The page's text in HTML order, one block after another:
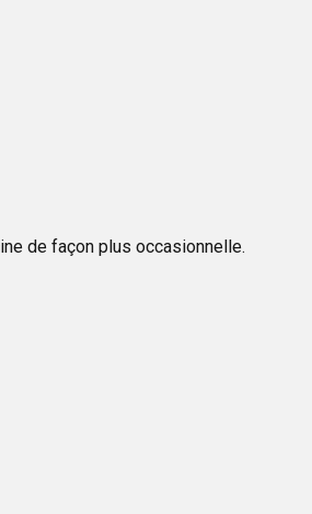
de façon plus occasionnelle.